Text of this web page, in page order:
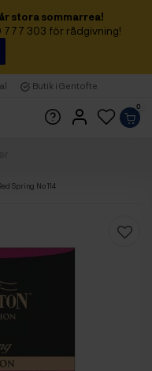
stora sommarrea!
777 303 för rådgivning!
Butik i Gentofte
0
Spring No 114